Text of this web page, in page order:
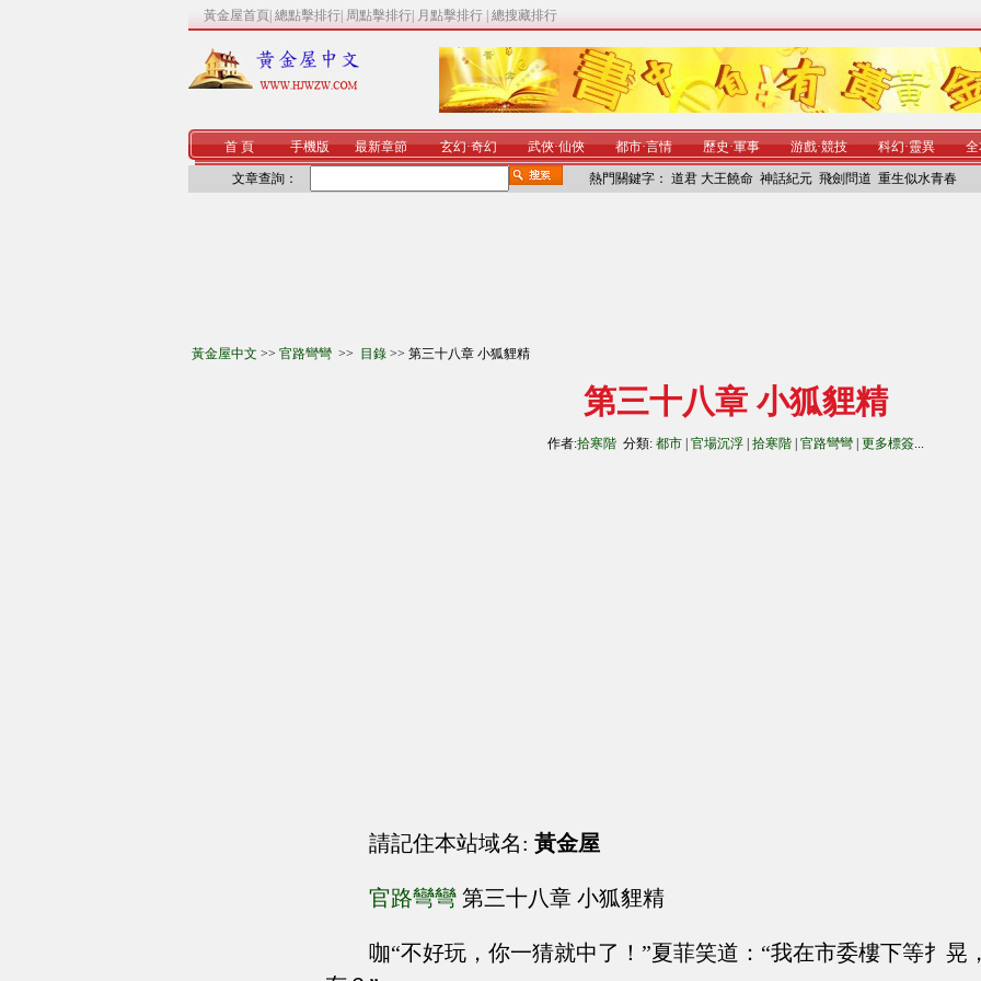
黃金屋首頁 總點擊排行 周點擊排行 月點擊排行 總搜藏排行
首 頁 手機版 最新章節 玄幻·奇幻 武俠·仙俠 都市·言情 歷史·軍事 游戲·競技 科幻·靈異
文章查詢： 熱門關鍵字： 道君 大王饒命 神話紀元 飛劍問道 重生似水青春
黃金屋中文 >> 官路彎彎 >> 目錄 >> 第三十八章 小狐貍精
第三十八章 小狐貍精
作者:拾寒階 分類: 都市 官場沉浮 拾寒階 官路彎彎 更多標簽...
請記住本站域名: 黃金屋
官路彎彎 第三十八章 小狐貍精
咖“不好玩，你一猜就中了！”夏菲笑道：“我在市委樓下等扌晃